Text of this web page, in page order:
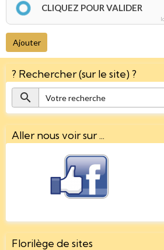
CLIQUEZ POUR VALIDER
Ajouter
? Rechercher (sur le site) ?
Aller nous voir sur ...
Florilège de sites